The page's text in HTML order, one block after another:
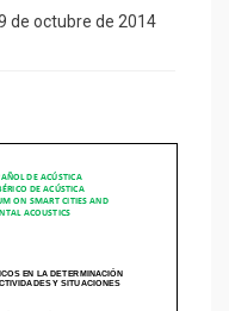
de octubre de 2014